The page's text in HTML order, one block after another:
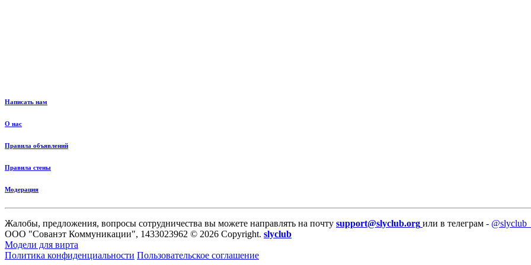
Написать нам
О нас
Правила объявлений
Правила стены
Модерация
Жалобы, предложения, вопросы сотрудничества вы можете направлять на почту support@slyclub.org или в телеграм -
ООО "Сованэт Коммуникации", 1433023962 © 2026 Copyright. slyclub
Модели для вирта
Политика конфиденциальности Пользовательское соглашение